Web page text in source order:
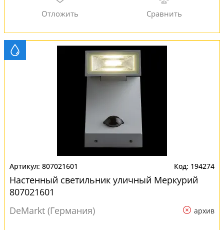
807021601 194274
Настенный светильник уличный Меркурий
807021601
DeMarkt (Германия)
архив